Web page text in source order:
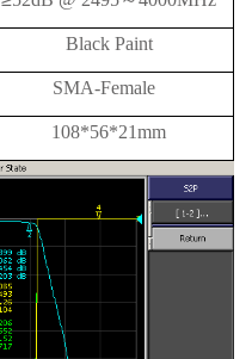
Black Paint
SMA-Female
108*56*21mm